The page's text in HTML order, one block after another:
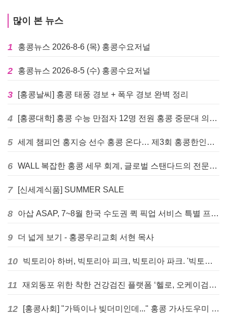
많이 본 뉴스
1 홍콩뉴스 2026-8-6 (목) 홍콩수요저널
2 홍콩뉴스 2026-8-5 (수) 홍콩수요저널
3 [홍콩날씨] 홍콩 태풍 경보 + 폭우 경보 완벽 정리
4 [홍콩대학] 홍콩 수능 만점자 12명 전원 홍콩 중문대 의대 진학
5 세계 챔피언 홍지승 선수 홍콩 온다… 제3회 홍콩한인팔씨름대회 9월 12일 개최
6 WALL 복잡한 홍콩 세무 회계, 글로벌 스탠다드의 전문가들이 답을 드립니다! - 법인설립, 회계, 감사
7 [신세계식품] SUMMER SALE
8 아삽 ASAP, 7~8월 한국 수도권 퀵 픽업 서비스 특별 프로모션 실시
9 더 넓게 보기 - 홍콩우리교회 서현 목사
10 빅토리아 하버, 빅토리아 피크, 빅토리아 파크. '빅토리아’의 이름은 어떻게 온 걸까? - [이승권 원장의 생활칼럼]
11 재외동포 위한 착한 건강검진 플랫폼 ‘헬로, 오케이검진’ 서비스 개시
12 [홍콩사회] "가뜩이나 빚더미인데..." 홍콩 가사도우미 대출 전면 금지 촉구